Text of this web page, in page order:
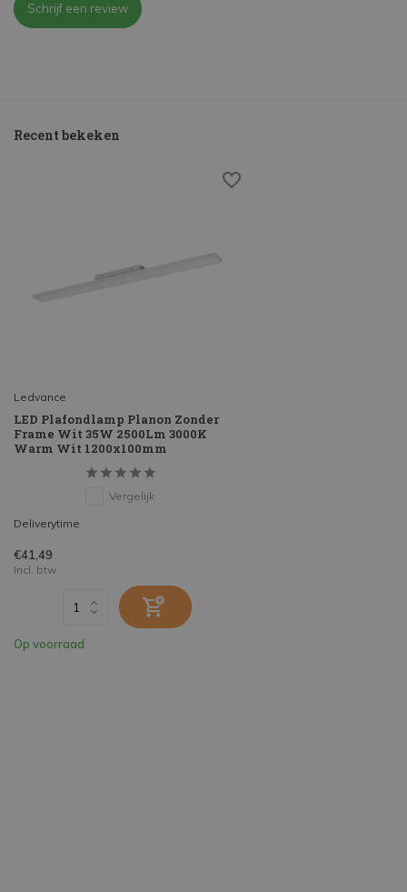
Schrijf een review
Recent bekeken
Ledvance
LED Plafondlamp Planon Zonder
Frame Wit 35W 2500Lm 3000K
Warm Wit 1200x100mm
Vergelijk
Deliverytime
€41,49
Incl. btw
Op voorraad